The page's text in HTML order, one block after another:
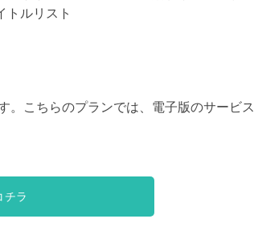
トルリスト
。こちらのプランでは、電子版のサービス
ラ